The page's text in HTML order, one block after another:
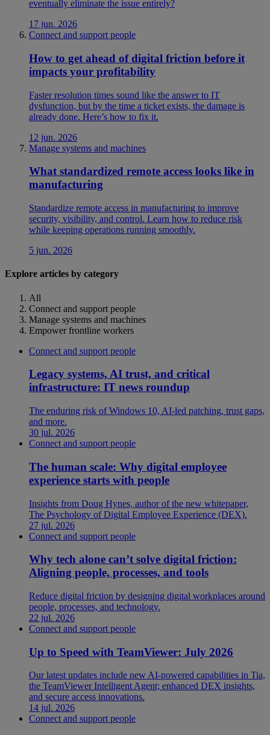
eventually eliminate the issue entirely?
17 jun. 2026
Connect and support people
How to get ahead of digital friction before it
impacts your profitability
Faster resolution times sound like the answer to IT
dysfunction, but by the time a ticket exists, the damage is
already done. Here’s how to fix it.
12 jun. 2026
Manage systems and machines
What standardized remote access looks like in
manufacturing
Standardize remote access in manufacturing to improve
security, visibility, and control. Learn how to reduce risk
while keeping operations running smoothly.
5 jun. 2026
Explore articles by category
All
Connect and support people
Manage systems and machines
Empower frontline workers
Connect and support people
Legacy systems, AI trust, and critical
infrastructure: IT news roundup
The enduring risk of Windows 10, AI-led patching, trust gaps,
and more.
30 jul. 2026
Connect and support people
The human scale: Why digital employee
experience starts with people
Insights from Doug Hynes, author of the new whitepaper,
The Psychology of Digital Employee Experience (DEX).
27 jul. 2026
Connect and support people
Why tech alone can’t solve digital friction:
Aligning people, processes, and tools
Reduce digital friction by designing digital workplaces around
people, processes, and technology.
22 jul. 2026
Connect and support people
Up to Speed with TeamViewer: July 2026
Our latest updates include new AI-powered capabilities in Tia,
the TeamViewer Intelligent Agent; enhanced DEX insights,
and secure access innovations.
14 jul. 2026
Connect and support people